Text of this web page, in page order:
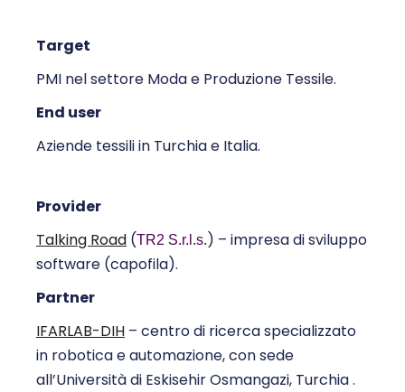
Target
PMI nel settore Moda e Produzione Tessile.
End user
Aziende tessili in Turchia e Italia.
Provider
Talking Road (TR2 S.r.l.s.) – impresa di sviluppo
software (capofila).
Partner
IFARLAB-DIH – centro di ricerca specializzato
in robotica e automazione, con sede
all’Università di Eskisehir Osmangazi, Turchia .